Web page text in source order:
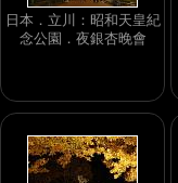
日本．立川：昭和天皇紀
念公園．夜銀杏晚會